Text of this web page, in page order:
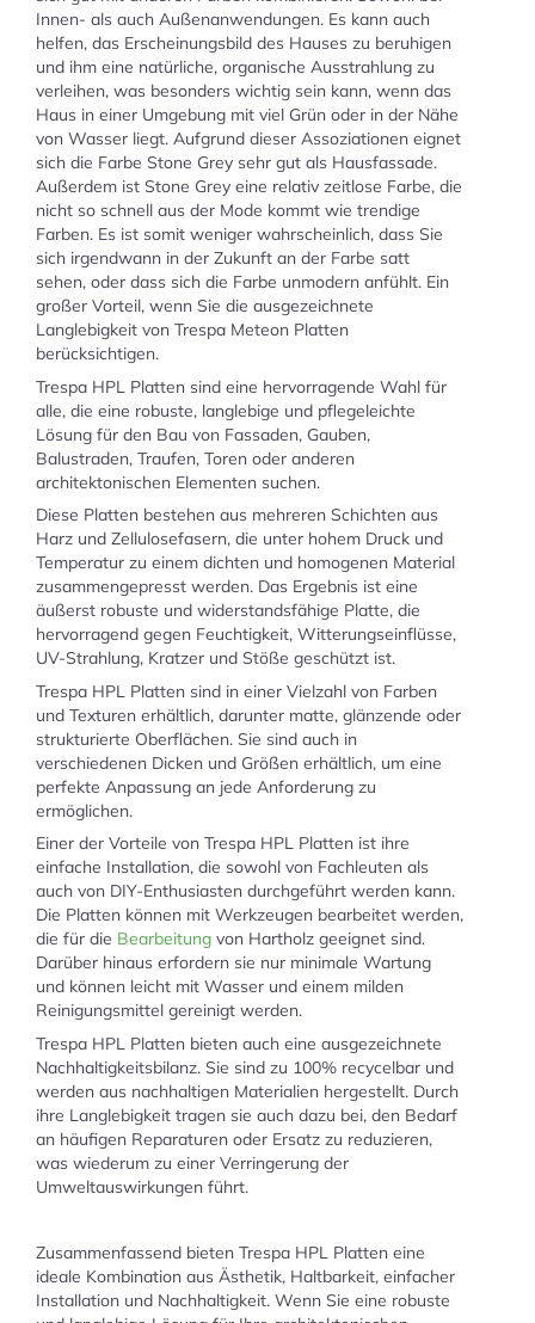
Innen- als auch Außenanwendungen. Es kann auch
helfen, das Erscheinungsbild des Hauses zu beruhigen
und ihm eine natürliche, organische Ausstrahlung zu
verleihen, was besonders wichtig sein kann, wenn das
Haus in einer Umgebung mit viel Grün oder in der Nähe
von Wasser liegt. Aufgrund dieser Assoziationen eignet
sich die Farbe Stone Grey sehr gut als Hausfassade.
Außerdem ist Stone Grey eine relativ zeitlose Farbe, die
nicht so schnell aus der Mode kommt wie trendige
Farben. Es ist somit weniger wahrscheinlich, dass Sie
sich irgendwann in der Zukunft an der Farbe satt
sehen, oder dass sich die Farbe unmodern anfühlt. Ein
großer Vorteil, wenn Sie die ausgezeichnete
Langlebigkeit von Trespa Meteon Platten
berücksichtigen.
Trespa HPL Platten sind eine hervorragende Wahl für
alle, die eine robuste, langlebige und pflegeleichte
Lösung für den Bau von Fassaden, Gauben,
Balustraden, Traufen, Toren oder anderen
architektonischen Elementen suchen.
Diese Platten bestehen aus mehreren Schichten aus
Harz und Zellulosefasern, die unter hohem Druck und
Temperatur zu einem dichten und homogenen Material
zusammengepresst werden. Das Ergebnis ist eine
äußerst robuste und widerstandsfähige Platte, die
hervorragend gegen Feuchtigkeit, Witterungseinflüsse,
UV-Strahlung, Kratzer und Stöße geschützt ist.
Trespa HPL Platten sind in einer Vielzahl von Farben
und Texturen erhältlich, darunter matte, glänzende oder
strukturierte Oberflächen. Sie sind auch in
verschiedenen Dicken und Größen erhältlich, um eine
perfekte Anpassung an jede Anforderung zu
ermöglichen.
Einer der Vorteile von Trespa HPL Platten ist ihre
einfache Installation, die sowohl von Fachleuten als
auch von DIY-Enthusiasten durchgeführt werden kann.
Die Platten können mit Werkzeugen bearbeitet werden,
die für die Bearbeitung von Hartholz geeignet sind.
Darüber hinaus erfordern sie nur minimale Wartung
und können leicht mit Wasser und einem milden
Reinigungsmittel gereinigt werden.
Trespa HPL Platten bieten auch eine ausgezeichnete
Nachhaltigkeitsbilanz. Sie sind zu 100% recycelbar und
werden aus nachhaltigen Materialien hergestellt. Durch
ihre Langlebigkeit tragen sie auch dazu bei, den Bedarf
an häufigen Reparaturen oder Ersatz zu reduzieren,
was wiederum zu einer Verringerung der
Umweltauswirkungen führt.
Zusammenfassend bieten Trespa HPL Platten eine
ideale Kombination aus Ästhetik, Haltbarkeit, einfacher
Installation und Nachhaltigkeit. Wenn Sie eine robuste